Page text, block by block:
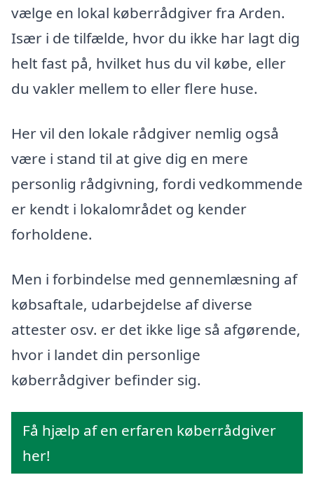
vælge en lokal køberrådgiver fra Arden.
Især i de tilfælde, hvor du ikke har lagt dig
helt fast på, hvilket hus du vil købe, eller
du vakler mellem to eller flere huse.
Her vil den lokale rådgiver nemlig også
være i stand til at give dig en mere
personlig rådgivning, fordi vedkommende
er kendt i lokalområdet og kender
forholdene.
Men i forbindelse med gennemlæsning af
købsaftale, udarbejdelse af diverse
attester osv. er det ikke lige så afgørende,
hvor i landet din personlige
køberrådgiver befinder sig.
Få hjælp af en erfaren køberrådgiver
her!